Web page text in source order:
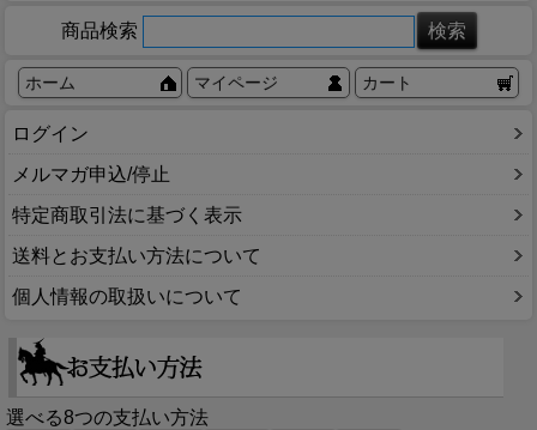
商品検索
ホーム マイページ カート
ログイン
メルマガ申込/停止
特定商取引法に基づく表示
送料とお支払い方法について
個人情報の取扱いについて
選べる8つの支払い方法